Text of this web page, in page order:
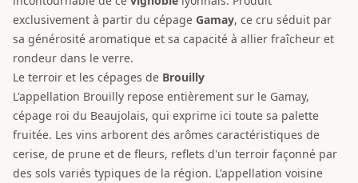
exclusivement à partir du cépage Gamay, ce cru séduit par
sa générosité aromatique et sa capacité à allier fraîcheur et
rondeur dans le verre.
Le terroir et les cépages de Brouilly
L'appellation Brouilly repose entièrement sur le Gamay,
cépage roi du Beaujolais, qui exprime ici toute sa palette
fruitée. Les vins arborent des arômes caractéristiques de
cerise, de prune et de fleurs, reflets d'un terroir façonné par
des sols variés typiques de la région. L'appellation voisine